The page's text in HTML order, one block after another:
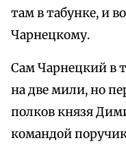
там в табунке, и
Чарнецкому.
Сам Чарнецкий в
на две мили, но
полков князя
командой